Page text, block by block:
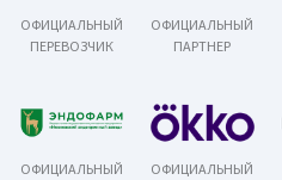
ОФИЦИАЛЬНЫЙ
ПЕРЕВОЗЧИК
ОФИЦИАЛЬНЫЙ
ПАРТНЕР
ОФИЦИАЛЬНЫЙ
ОФИЦИАЛЬНЫЙ